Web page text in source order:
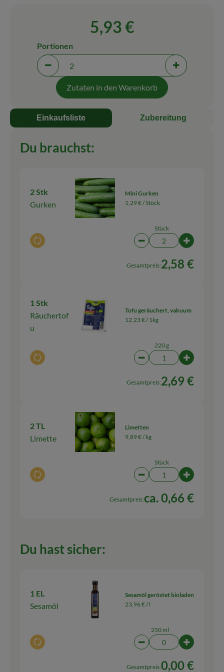
5,93 €
Portionen verringern (aktuell 2 Portionen
Portionen
Portionen
Zutaten in den Warenkorb
Einkaufsliste Zubereitung
Du brauchst:
2 Stk
Gurken
Auswahl ändern
Mini Gurken
1,29 € /Stück
Stück
Artikelanzahl
Gesamtpreis:2,58 €
1 Stk
Räuchertof
u
Auswahl ändern
Tofu geräuchert, vakuum
12,23 € /1kg
220 g
Artikelanzahl
Gesamtpreis:2,69 €
2 TL
Limette
Auswahl ändern
Limetten
9,89 € /kg
Stück
Artikelanzahl
Gesamtpreis:ca. 0,66 €
Du hast sicher:
1 EL
Sesamöl
Auswahl ändern
Sesamöl geröstet bioladen
23,96 € /l
250 ml
Artikelanzahl
Gesamtpreis:0,00 €